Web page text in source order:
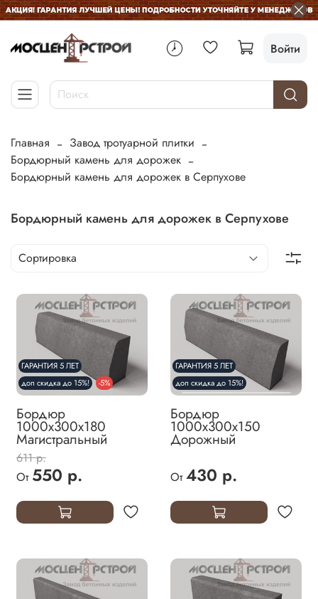
Войти
Главная
Завод тротуарной плитки
Бордюрный камень для дорожек
Бордюрный камень для дорожек в Серпухове
Бордюрный камень для дорожек в Серпухове
ГАРАНТИЯ 5 ЛЕТ
доп скидка до 15%!
-5%
Бордюр
1000х300х180
Магистральный
611 р.
От 550 р.
ГАРАНТИЯ 5 ЛЕТ
доп скидка до 15%!
Бордюр
1000х300х150
Дорожный
От 430 р.